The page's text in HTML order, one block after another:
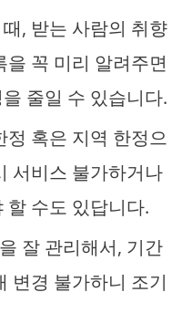
, 받는 사람의 취향
꼭 미리 알려주면
줄일 수 있습니다.
정 혹은 지역 한정으
서비스 불가하거나
할 수도 있답니다.
잘 관리해서, 기간
변경 불가하니 조기